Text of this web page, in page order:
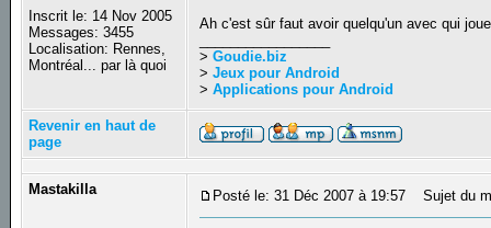
Inscrit le: 14 Nov 2005
Messages: 3455
Localisation: Rennes,
Montréal... par là quoi
Ah c'est sûr faut avoir quelqu'un avec qui
>Goudie.biz
>Jeux pour Android
>Applications pour Android
Revenir en haut de
page
Mastakilla Posté le: 31 Déc 2007 à 19:57 Sujet du